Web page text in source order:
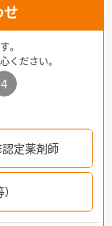
。
ください。
4
定薬剤師